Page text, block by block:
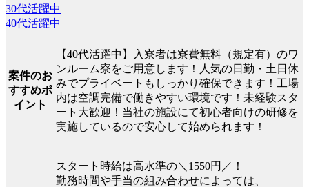
30代活躍中
40代活躍中
案件のお
すすめポ
イント
【40代活躍中】入寮者は寮費無料（規定有）のワ
ンルーム寮をご用意します！人気の日勤・土日休
みでプライベートもしっかり確保できます！工場
内は空調完備で働きやすい環境です！未経験スタ
ート大歓迎！当社の施設にて初心者向けの研修を
実施しているので安心して始められます！
スタート時給は高水準の＼1550円／！
勤務時間や手当の組み合わせによっては、